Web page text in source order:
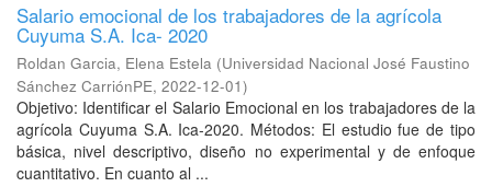
Salario emocional de los trabajadores de la agrícola
Cuyuma S.A. Ica- 2020
Roldan Garcia, Elena Estela (Universidad Nacional José Faustino
Sánchez CarriónPE, 2022-12-01)
Objetivo: Identificar el Salario Emocional en los trabajadores de la
agrícola Cuyuma S.A. Ica-2020. Métodos: El estudio fue de tipo
básica, nivel descriptivo, diseño no experimental y de enfoque
cuantitativo. En cuanto al ...